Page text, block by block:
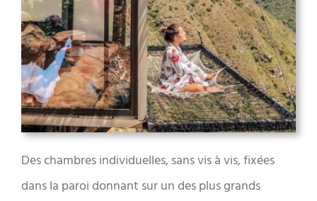
Des chambres individuelles, sans vis à vis, fixées
dans la paroi donnant sur un des plus grands